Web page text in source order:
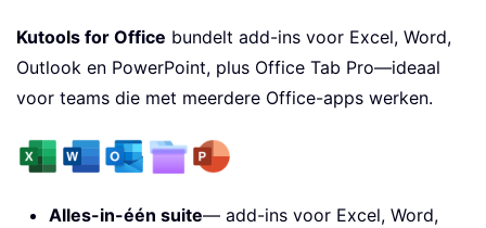
Kutools for Office bundelt add-ins voor Excel, Word,
Outlook en PowerPoint, plus Office Tab Pro—ideaal
voor teams die met meerdere Office-apps werken.
Alles-in-één suite— add-ins voor Excel, Word,